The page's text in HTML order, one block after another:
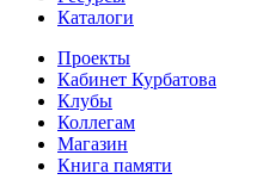
Каталоги
Проекты
Кабинет Курбатова
Клубы
Коллегам
Магазин
Книга памяти